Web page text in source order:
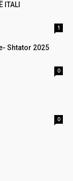
ITALI
1
Shtator 2025
0
0